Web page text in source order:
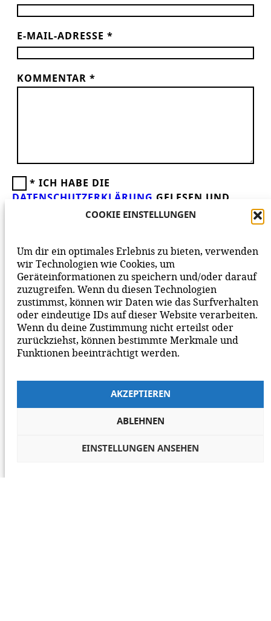
COOKIE EINSTELLUNGEN
Um dir ein optimales Erlebnis zu bieten, verwenden
wir Technologien wie Cookies, um
Geräteinformationen zu speichern und/oder darauf
zuzugreifen. Wenn du diesen Technologien
zustimmst, können wir Daten wie das Surfverhalten
oder eindeutige IDs auf dieser Website verarbeiten.
Wenn du deine Zustimmung nicht erteilst oder
zurückziehst, können bestimmte Merkmale und
Funktionen beeinträchtigt werden.
AKZEPTIEREN
ABLEHNEN
EINSTELLUNGEN ANSEHEN
E-MAIL-ADRESSE *
KOMMENTAR *
* ICH HABE DIE
DATENSCHUTZERKLÄRUNG GELESEN UND
AKZEPTIERE DIESE.WIR FREUEN UNS ÜBER
MITEINANDER AUF UNSERER SEITE.